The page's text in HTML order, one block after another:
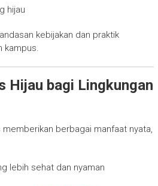
hijau
kebijakan dan praktik
kampus.
Hijau bagi Lingkungan
berbagai manfaat nyata,
lebih sehat dan nyaman